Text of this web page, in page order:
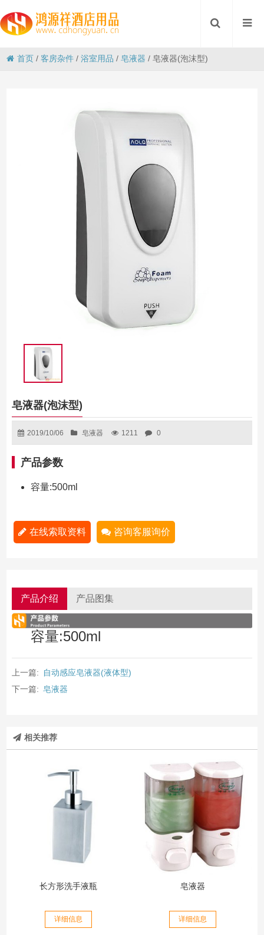
首页 /客房杂件 /浴室用品 /皂液器 /皂液器(泡沫型)
皂液器(泡沫型)
2019/10/06 皂液器 1211 0
产品参数
容量:500ml
在线索取资料 咨询客服询价
产品介绍 产品图集
容量:500ml
上一篇:
自动感应皂液器(液体型)
下一篇: 皂液器
相关推荐
长方形洗手液瓶
详细信息
皂液器
详细信息